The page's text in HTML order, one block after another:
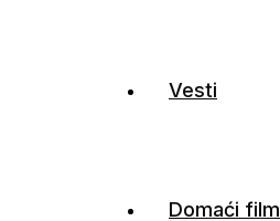
Vesti
Domaći film